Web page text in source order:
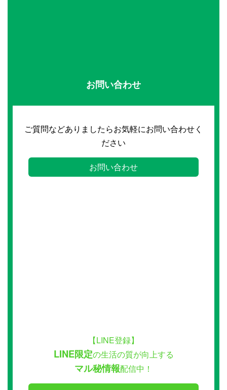
お問い合わせ
ご質問などありましたらお気軽にお問い合わせく
ださい
お問い合わせ
【LINE登録】
LINE限定の生活の質が向上する
マル秘情報配信中！